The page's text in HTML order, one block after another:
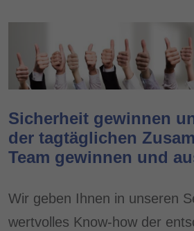
Sicherheit gewinnen
der tagtäglichen
Team gewinnen und
Wir geben Ihnen in unseren
wertvolles Know-how der